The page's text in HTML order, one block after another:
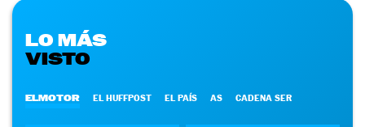
LO MÁS
VISTO
ELMOTOR EL HUFFPOST EL PAÍS AS CADENA SER